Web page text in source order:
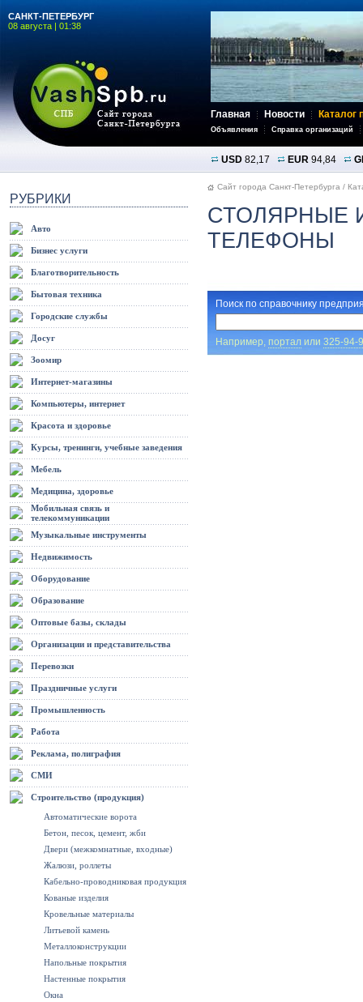
САНКТ-ПЕТЕРБУРГ
08 августа | 01:38
Главная Новости Каталог
Объявления Справка организаций
USD 82,17 EUR 94,84
РУБРИКИ
Авто
Бизнес услуги
Благотворительность
Бытовая техника
Городские службы
Досуг
Зоомир
Интернет-магазины
Компьютеры, интернет
Красота и здоровье
Курсы, тренинги, учебные заведения
Мебель
Медицина, здоровье
Мобильная связь и
телекоммуникации
Музыкальные инструменты
Недвижимость
Оборудование
Образование
Оптовые базы, склады
Организации и представительства
Перевозки
Праздничные услуги
Промышленность
Работа
Реклама, полиграфия
СМИ
Строительство (продукция)
Автоматические ворота
Бетон, песок, цемент, жби
Двери (межкомнатные, входные)
Жалюзи, роллеты
Кабельно-проводниковая продукция
Кованые изделия
Кровельные материалы
Литьевой камень
Металлоконструкции
Напольные покрытия
Настенные покрытия
Окна
Сайт города Санкт-Петербурга /
СТОЛЯРНЫЕ
ТЕЛЕФОНЫ
Поиск по справочнику
Например, порталили 325-94-